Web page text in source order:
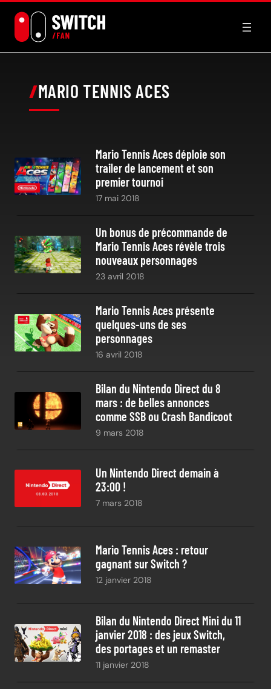
contenu
MARIO TENNIS ACES
Mario Tennis Aces déploie son
trailer de lancement et son
premier tournoi
17 mai 2018
Un bonus de précommande de
Mario Tennis Aces révèle trois
nouveaux personnages
23 avril 2018
Mario Tennis Aces présente
quelques-uns de ses
personnages
16 avril 2018
Bilan du Nintendo Direct du 8
mars : de belles annonces
comme SSB ou Crash Bandicoot
9 mars 2018
Un Nintendo Direct demain à
23:00 !
7 mars 2018
Mario Tennis Aces : retour
gagnant sur Switch ?
12 janvier 2018
Bilan du Nintendo Direct Mini du 11
janvier 2018 : des jeux Switch,
des portages et un remaster
11 janvier 2018